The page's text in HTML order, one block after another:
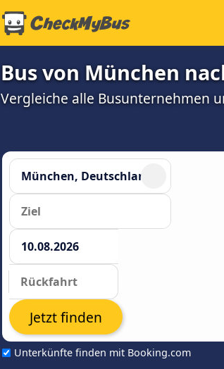
Bus von München
Vergleiche alle Busunternehmen
Unterkünfte finden mit Booking.com
Jetzt finden